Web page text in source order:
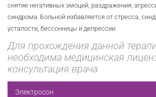
снятие негативных эмоций, раздражения,
синдрома. Больной избавляется от стресса,
усталости, бессонницы и депрессии.
Для прохождения данной
необходима медицинская
консультация врача
Электросон